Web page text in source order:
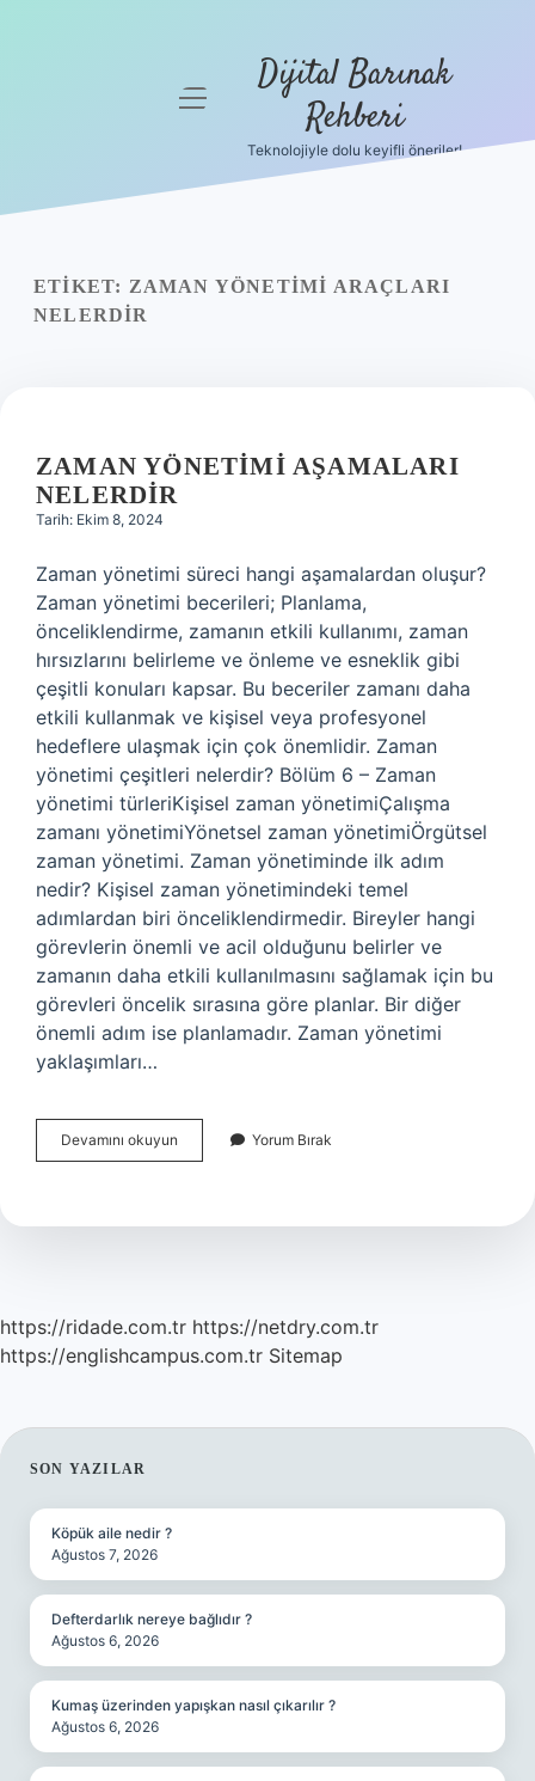
Yasal Uyarı
menüyü
Dijital Barınak
Rehberi
Teknolojiyle dolu keyifli öneriler!
ETIKET: ZAMAN YÖNETIMI ARAÇLARI
NELERDIR
ZAMAN YÖNETIMI AŞAMALARI
NELERDIR
Tarih: Ekim 8, 2024
Zaman yönetimi süreci hangi aşamalardan oluşur?
Zaman yönetimi becerileri; Planlama,
önceliklendirme, zamanın etkili kullanımı, zaman
hırsızlarını belirleme ve önleme ve esneklik gibi
çeşitli konuları kapsar. Bu beceriler zamanı daha
etkili kullanmak ve kişisel veya profesyonel
hedeflere ulaşmak için çok önemlidir. Zaman
yönetimi çeşitleri nelerdir? Bölüm 6 – Zaman
yönetimi türleriKişisel zaman yönetimiÇalışma
zamanı yönetimiYönetsel zaman yönetimiÖrgütsel
zaman yönetimi. Zaman yönetiminde ilk adım
nedir? Kişisel zaman yönetimindeki temel
adımlardan biri önceliklendirmedir. Bireyler hangi
görevlerin önemli ve acil olduğunu belirler ve
zamanın daha etkili kullanılmasını sağlamak için bu
görevleri öncelik sırasına göre planlar. Bir diğer
önemli adım ise planlamadır. Zaman yönetimi
yaklaşımları…
Devamını okuyun
Yönetimi
Yorum Bırak
https://ridade.com.tr https://netdry.com.tr
https://englishcampus.com.tr Sitemap
SIDEBAR
SON YAZILAR
Köpük aile nedir ?
Ağustos 7, 2026
Defterdarlık nereye bağlıdır ?
Ağustos 6, 2026
Kumaş üzerinden yapışkan nasıl çıkarılır ?
Ağustos 6, 2026